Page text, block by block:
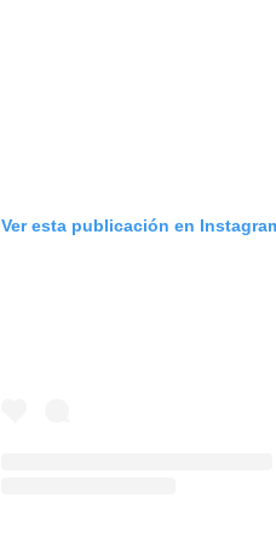
Ver esta publicación en